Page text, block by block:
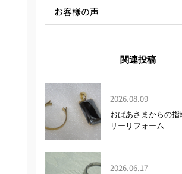
お客様の声
関連投稿
2026.08.09
おばあさまからの指
リーリフォーム
2026.06.17